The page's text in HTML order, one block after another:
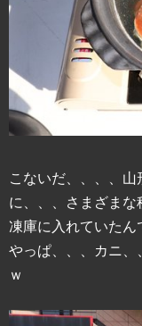
こないだ、、、、
に、、、さまざま
凍庫に入れていたん
やっぱ、、、カニ、
ｗ